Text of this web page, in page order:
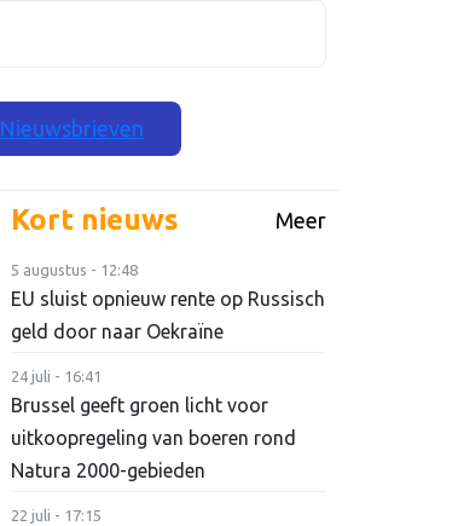
Nieuwsbrieven
Kort nieuws Meer
5 augustus - 12:48
EU sluist opnieuw rente op Russisch
geld door naar Oekraïne
24 juli - 16:41
Brussel geeft groen licht voor
uitkoopregeling van boeren rond
Natura 2000-gebieden
22 juli - 17:15